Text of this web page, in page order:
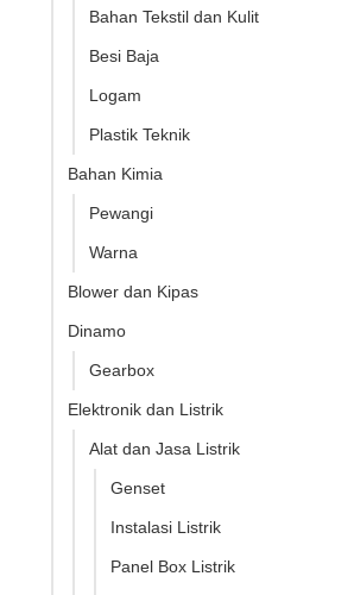
Bahan Tekstil dan Kulit
Besi Baja
Logam
Plastik Teknik
Bahan Kimia
Pewangi
Warna
Blower dan Kipas
Dinamo
Gearbox
Elektronik dan Listrik
Alat dan Jasa Listrik
Genset
Instalasi Listrik
Panel Box Listrik